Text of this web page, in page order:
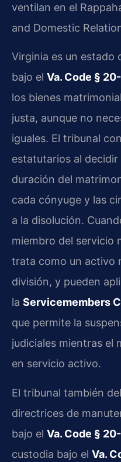
ventilan en el
and Domestic
Virginia es un estado
bajo el Va. Code §
los bienes
justa, aunque no
iguales. El tribunal
estatutarios al
duración del
cada cónyuge y las
a la disolución.
miembro del servicio
trata como un activo
división, y pueden
la Servicemembers
que permite la
judiciales mientras el
en servicio activo.
El tribunal también
directrices de
bajo el Va. Code §
custodia bajo el Va.